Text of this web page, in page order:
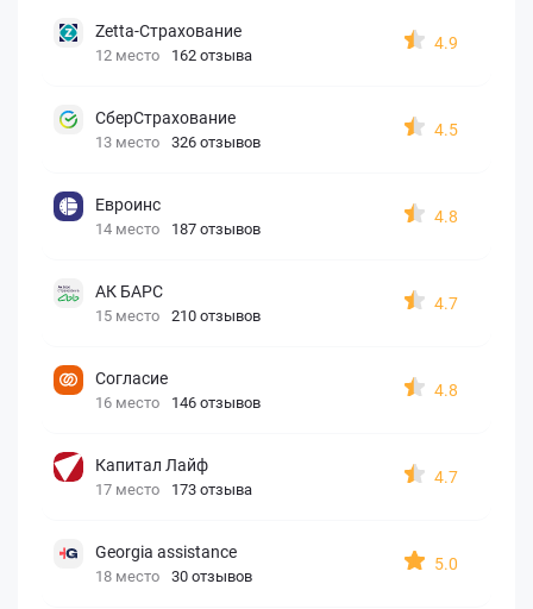
Zetta-Страхование
12 место 162 отзыва
4.9
СберСтрахование
13 место 326 отзывов
4.5
Евроинс
14 место 187 отзывов
4.8
АК БАРС
15 место 210 отзывов
4.7
Согласие
16 место 146 отзывов
4.8
Капитал Лайф
17 место 173 отзыва
4.7
Georgia assistance
18 место 30 отзывов
5.0